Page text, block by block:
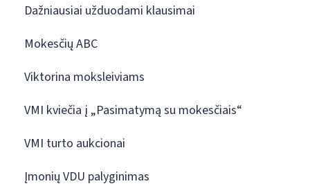
Dažniausiai užduodami klausimai
Mokesčių ABC
Viktorina moksleiviams
VMI kviečia į „Pasimatymą su mokesčiais“
VMI turto aukcionai
Įmonių VDU palyginimas